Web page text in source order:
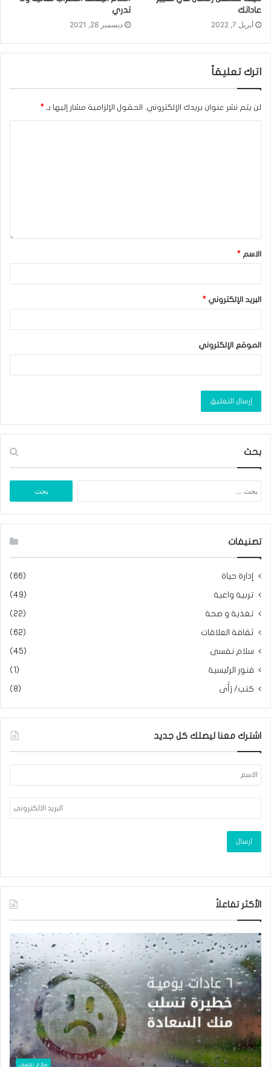
عاداتك
أبريل 7, 2022
تدري
ديسمبر 28, 2021
اترك تعليقاً
لن يتم نشر عنوان بريدك الإلكتروني. الحقول الإلزامية مشار إليها بـ *
الاسم *
البريد الإلكتروني *
الموقع الإلكتروني
بحث
عن:
تصنيفات
إدارة حياة (66)
تربية واعية (49)
تغذية و صحة (22)
ثقافة العلاقات (62)
سلام نفسى (45)
فنور الرئيسية (1)
كتب/ رَأَى (8)
اشترك معنا ليصلك كل جديد
الأكثر تفاعلاً
سلام نفسى